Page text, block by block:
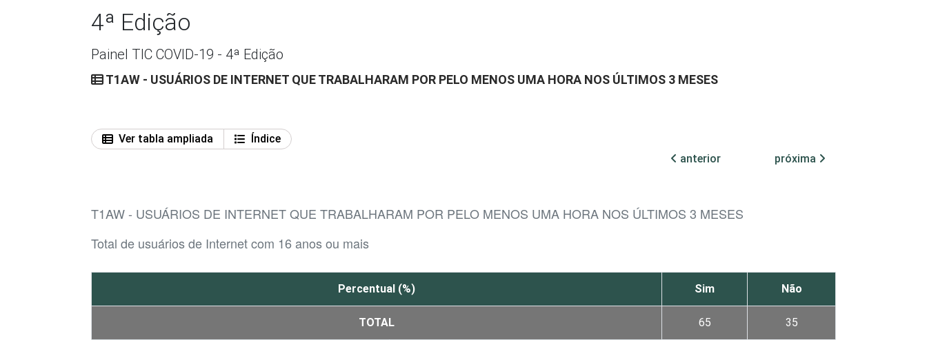
4ª Edição
Painel TIC COVID-19 - 4ª Edição
T1AW - USUÁRIOS DE INTERNET QUE TRABALHARAM POR PELO MENOS UMA HORA NOS ÚLTIMOS 3 MESES
Ver tabla ampliada
Índice
anterior
próxima
T1AW - USUÁRIOS DE INTERNET QUE TRABALHARAM POR PELO MENOS UMA HORA NOS ÚLTIMOS 3 MESES
Total de usuários de Internet com 16 anos ou mais
Percentual (%) Sim Não
TOTAL 65 35